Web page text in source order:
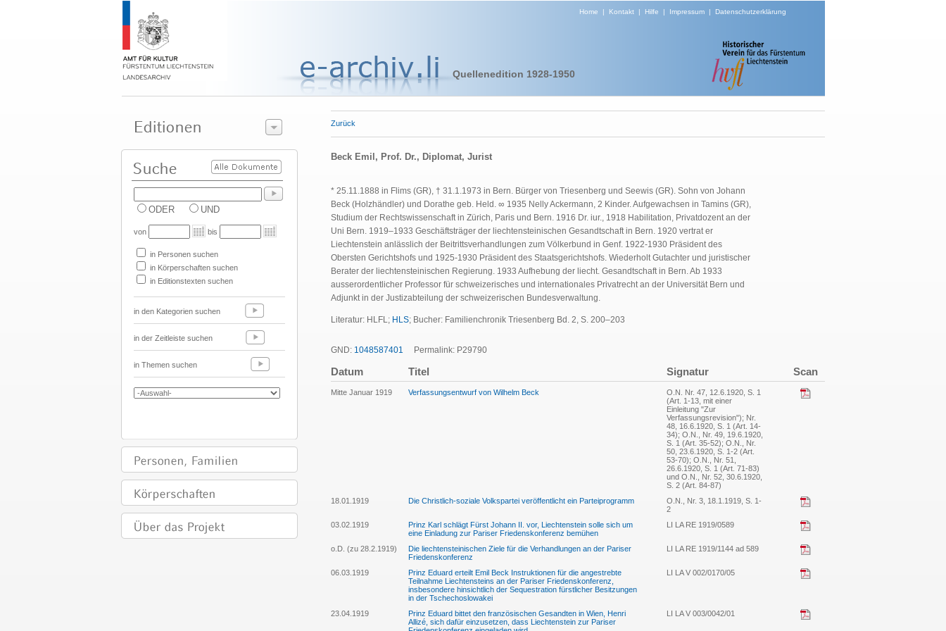
Home | Kontakt| Hilfe | Impressum| Datenschutzerklärung
Quellenedition 1928-1950
ODER UND
von bis
in Personen suchen
in Körperschaften suchen
in Editionstexten suchen
in den Kategorien suchen
in der Zeitleiste suchen
in Themen suchen
Zurück
Beck Emil, Prof. Dr., Diplomat, Jurist
* 25.11.1888 in Flims (GR), † 31.1.1973 in Bern. Bürger von Triesenberg und Seewis (GR). Sohn von Johann
Beck (Holzhändler) und Dorathe geb. Held. ∞ 1935 Nelly Ackermann, 2 Kinder. Aufgewachsen in Tamins (GR),
Studium der Rechtswissenschaft in Zürich, Paris und Bern. 1916 Dr. iur., 1918 Habilitation, Privatdozent an der
Uni Bern. 1919–1933 Geschäftsträger der liechtensteinischen Gesandtschaft in Bern. 1920 vertrat er
Liechtenstein anlässlich der Beitrittsverhandlungen zum Völkerbund in Genf. 1922-1930 Präsident des
Obersten Gerichtshofs und 1925-1930 Präsident des Staatsgerichtshofs. Wiederholt Gutachter und juristischer
Berater der liechtensteinischen Regierung. 1933 Aufhebung der liecht. Gesandtschaft in Bern. Ab 1933
ausserordentlicher Professor für schweizerisches und internationales Privatrecht an der Universität Bern und
Adjunkt in der Justizabteilung der schweizerischen Bundesverwaltung.
Literatur: HLFL; HLS; Bucher: Familienchronik Triesenberg Bd. 2, S. 200–203
GND: 1048587401 Permalink: P29790
Datum Titel Signatur Scan
Mitte Januar 1919 Verfassungsentwurf von Wilhelm Beck
O.N. Nr. 47, 12.6.1920, S. 1
(Art. 1-13, mit einer
Einleitung "Zur
Verfassungsrevision"); Nr.
48, 16.6.1920, S. 1 (Art. 14-
34); O.N., Nr. 49, 19.6.1920,
S. 1 (Art. 35-52); O.N., Nr.
50, 23.6.1920, S. 1-2 (Art.
53-70); O.N., Nr. 51,
26.6.1920, S. 1 (Art. 71-83)
und O.N., Nr. 52, 30.6.1920,
S. 2 (Art. 84-87)
18.01.1919
Die Christlich-soziale Volkspartei veröffentlicht ein Parteiprogramm
O.N., Nr. 3, 18.1.1919, S. 1-
2
03.02.1919
Prinz Karl schlägt Fürst Johann II. vor, Liechtenstein solle sich um
eine Einladung zur Pariser Friedenskonferenz bemühen
LI LA RE 1919/0589
o.D. (zu 28.2.1919)
Die liechtensteinischen Ziele für die Verhandlungen an der Pariser
Friedenskonferenz
LI LA RE 1919/1144 ad 589
06.03.1919
Prinz Eduard erteilt Emil Beck Instruktionen für die angestrebte
Teilnahme Liechtensteins an der Pariser Friedenskonferenz,
insbesondere hinsichtlich der Sequestration fürstlicher Besitzungen
in der Tschechoslowakei
LI LA V 002/0170/05
23.04.1919
Prinz Eduard bittet den französischen Gesandten in Wien, Henri
Allizé, sich dafür einzusetzen, dass Liechtenstein zur Pariser
LI LA V 003/0042/01